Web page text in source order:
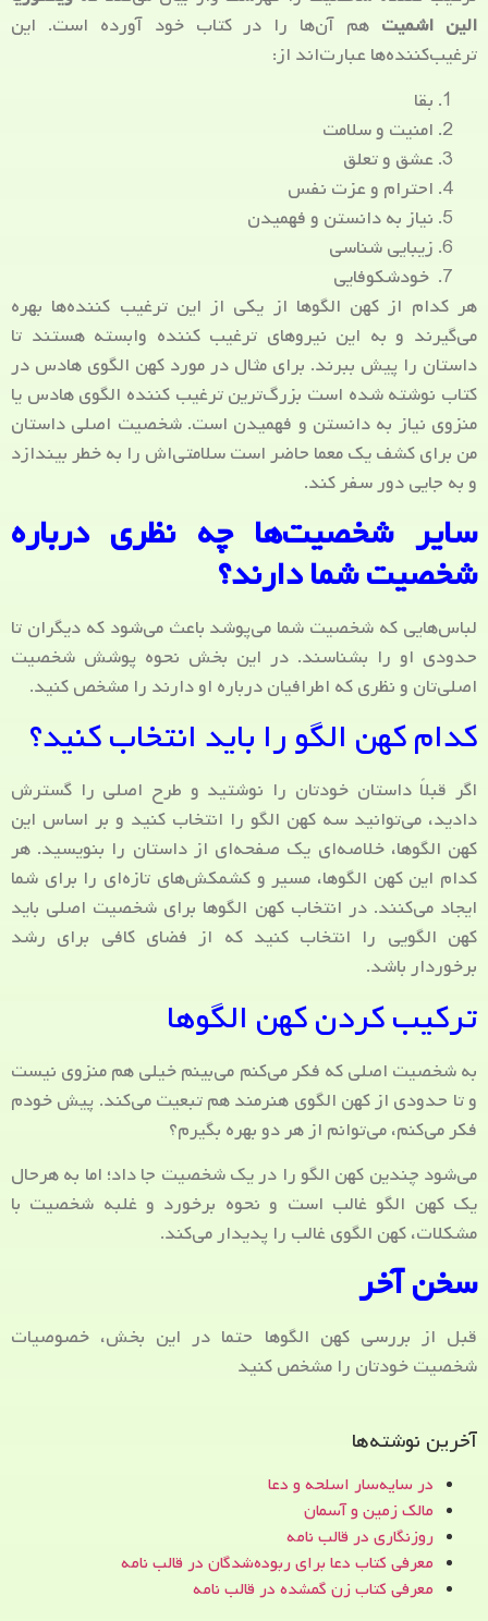
الین اشمیت هم آن‌ها را در کتاب خود آورده است. این
ترغیب‌کننده‌ها عبارت‌اند از:
بقا
امنیت و سلامت
عشق و تعلق
احترام و عزت نفس
نیاز به دانستن و فهمیدن
زیبایی شناسی
خودشکوفایی
هر کدام از کهن الگوها از یکی از این ترغیب کننده‌ها بهره
می‌گیرند و به این نیروهای ترغیب کننده وابسته هستند تا
داستان را پیش ببرند. برای مثال در مورد کهن الگوی هادس در
کتاب نوشته شده است بزرگ‌ترین ترغیب کننده الگوی هادس یا
منزوی نیاز به دانستن و فهمیدن است. شخصیت اصلی داستان
من برای کشف یک معما حاضر است سلامتی‌اش را به خطر بیندازد
و به جایی دور سفر کند.
سایر شخصیت‌ها چه نظری درباره
شخصیت شما دارند؟
لباس‌هایی که شخصیت شما می‌پوشد باعث می‌شود که دیگران تا
حدودی او را بشناسند. در این بخش نحوه پوشش شخصیت
اصلی‌تان و نظری که اطرافیان درباره او دارند را مشخص کنید.
کدام کهن الگو را باید انتخاب کنید؟
اگر قبلاً داستان خودتان را نوشتید و طرح اصلی را گسترش
دادید، می‌توانید سه کهن الگو را انتخاب کنید و بر اساس این
کهن الگوها، خلاصه‌ای یک صفحه‌ای از داستان را بنویسید. هر
کدام این کهن الگوها، مسیر و کشمکش‌های تازه‌ای را برای شما
ایجاد می‌کنند. در انتخاب کهن الگوها برای شخصیت اصلی باید
کهن الگویی را انتخاب کنید که از فضای کافی برای رشد
برخوردار باشد.
ترکیب کردن کهن الگوها
به شخصیت اصلی که فکر می‌کنم می‌بینم خیلی هم منزوی نیست
و تا حدودی از کهن الگوی هنرمند هم تبعیت می‌کند. پیش خودم
فکر می‌کنم، می‌توانم از هر دو بهره بگیرم؟
می‌شود چندین کهن الگو را در یک شخصیت جا داد؛ اما به هرحال
یک کهن الگو غالب است و نحوه برخورد و غلبه شخصیت با
مشکلات، کهن الگوی غالب را پدیدار می‌کند.
سخن آخر
قبل از بررسی کهن الگوها حتما در این بخش، خصوصیات
شخصیت خودتان را مشخص کنید
آخرین نوشته‌ها
در سایه‌سار اسلحه و دعا
مالک زمین و آسمان
روزنگاری در قالب نامه
معرفی کتاب دعا برای ربوده‌شدگان در قالب نامه
معرفی کتاب زن‌ گمشده در قالب نامه